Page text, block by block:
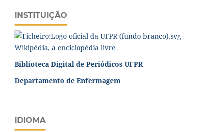
INSTITUIÇÃO
Biblioteca Digital de Periódicos UFPR
Departamento de Enfermagem
IDIOMA